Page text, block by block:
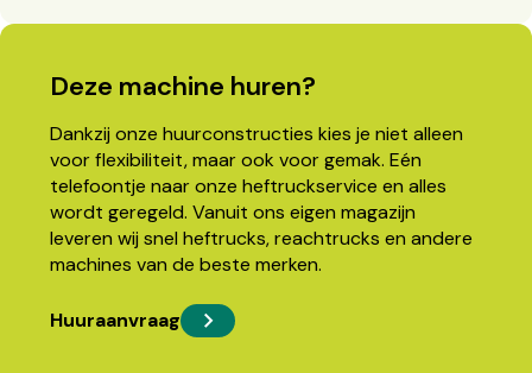
Deze machine huren?
Dankzij onze huurconstructies kies je niet alleen
voor flexibiliteit, maar ook voor gemak. Eén
telefoontje naar onze heftruckservice en alles
wordt geregeld. Vanuit ons eigen magazijn
leveren wij snel heftrucks, reachtrucks en andere
machines van de beste merken.
Huuraanvraag